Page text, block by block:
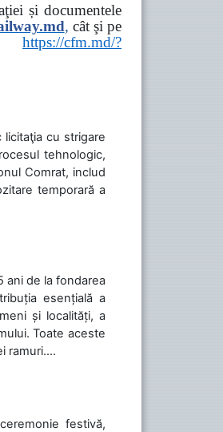
și documentele
, cât şi pe
https://cfm.md/?
licitaţia cu strigare
tehnologic,
Comrat, includ
temporară a
ani de la fondarea
esențială a
și localități, a
Toate aceste
ramuri....
festivă,